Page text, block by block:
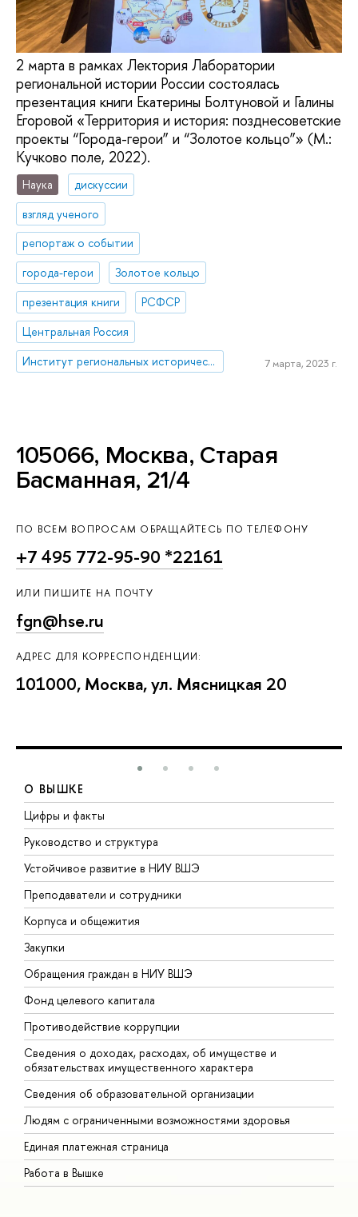
2 марта в рамках Лектория Лаборатории
региональной истории России состоялась
презентация книги Екатерины Болтуновой и Галины
Егоровой «Территория и история: позднесоветские
проекты “Города-герои” и “Золотое кольцо”» (М.:
Кучково поле, 2022).
Наука
дискуссии
взгляд ученого
репортаж о событии
города-герои
Золотое кольцо
презентация книги
РСФСР
Центральная Россия
Институт региональных исторических исследований
7 марта, 2023 г.
105066, Москва, Старая
Басманная, 21/4
ПО ВСЕМ ВОПРОСАМ ОБРАЩАЙТЕСЬ ПО ТЕЛЕФОНУ
+7 495 772-95-90 *22161
ИЛИ ПИШИТЕ НА ПОЧТУ
fgn@hse.ru
АДРЕС ДЛЯ КОРРЕСПОНДЕНЦИИ:
101000, Москва, ул. Мясницкая 20
О ВЫШКЕ
Цифры и факты
Руководство и структура
Устойчивое развитие в НИУ ВШЭ
Преподаватели и сотрудники
Корпуса и общежития
Закупки
Обращения граждан в НИУ ВШЭ
Фонд целевого капитала
Противодействие коррупции
Сведения о доходах, расходах, об имуществе и
обязательствах имущественного характера
Сведения об образовательной организации
Людям с ограниченными возможностями здоровья
Единая платежная страница
Работа в Вышке